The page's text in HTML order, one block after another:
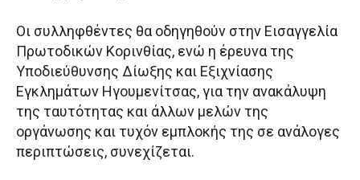
Οι συλληφθέντες θα οδηγηθούν στην Εισαγγελία
Πρωτοδικών Κορινθίας, ενώ η έρευνα της
Υποδιεύθυνσης Δίωξης και Εξιχνίασης
Εγκλημάτων Ηγουμενίτσας, για την ανακάλυψη
της ταυτότητας και άλλων μελών της
οργάνωσης και τυχόν εμπλοκής της σε ανάλογες
περιπτώσεις, συνεχίζεται.